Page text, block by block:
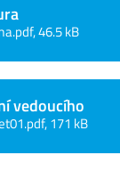
46.5 kB
vedoucího
171 kB